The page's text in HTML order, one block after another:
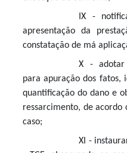
IX -
apresentação da
constatação de má
X - adotar
para apuração dos fatos,
quantificação do dano e
ressarcimento, de acordo
caso;
XI -